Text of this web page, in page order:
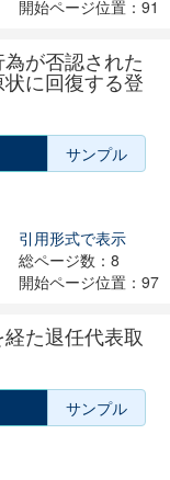
開始ページ位置：91
が否認された
に回復する登
サンプル
引用形式で表示
総ページ数：8
開始ページ位置：97
た退任代表取
サンプル